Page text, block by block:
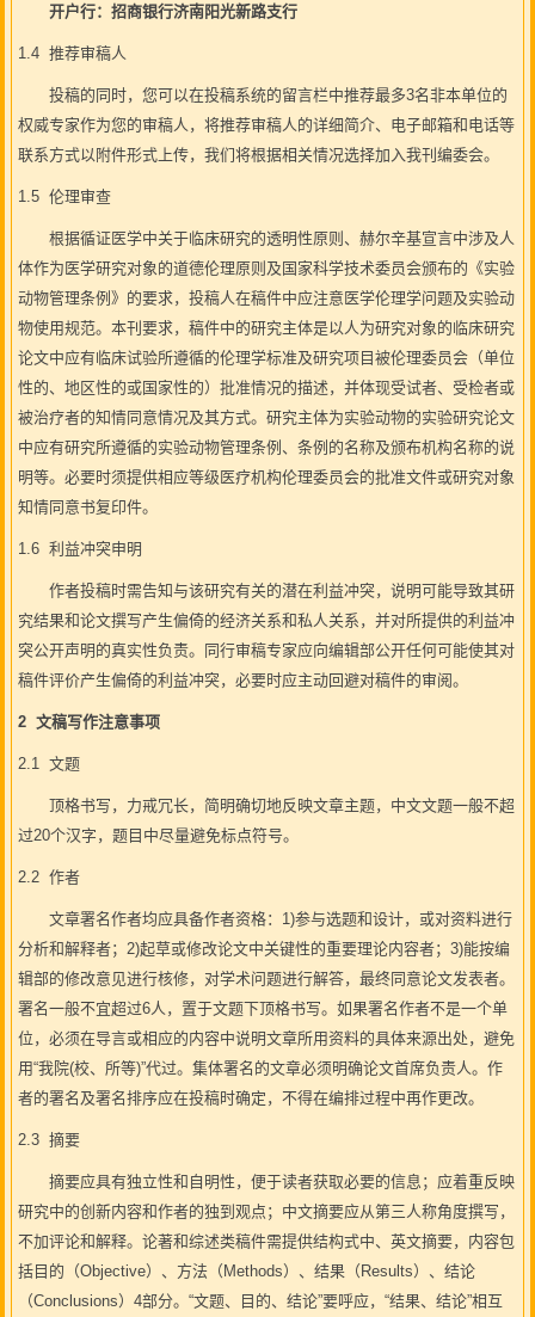
开户行： 招商银行济南阳光新路支行
1.4 推荐审稿人
投稿的同时，您可以在投稿系统的留言栏中推荐最多3名非本单位的
权威专家作为您的审稿人，将推荐审稿人的详细简介、电子邮箱和电话等
联系方式以附件形式上传，我们将根据相关情况选择加入我刊编委会。
1.5 伦理审查
根据循证医学中关于临床研究的透明性原则、赫尔辛基宣言中涉及人
体作为医学研究对象的道德伦理原则及国家科学技术委员会颁布的《实验
动物管理条例》的要求，投稿人在稿件中应注意医学伦理学问题及实验动
物使用规范。本刊要求，稿件中的研究主体是以人为研究对象的临床研究
论文中应有临床试验所遵循的伦理学标准及研究项目被伦理委员会（单位
性的、地区性的或国家性的）批准情况的描述，并体现受试者、受检者或
被治疗者的知情同意情况及其方式。研究主体为实验动物的实验研究论文
中应有研究所遵循的实验动物管理条例、条例的名称及颁布机构名称的说
明等。必要时须提供相应等级医疗机构伦理委员会的批准文件或研究对象
知情同意书复印件。
1.6 利益冲突申明
作者投稿时需告知与该研究有关的潜在利益冲突，说明可能导致其研
究结果和论文撰写产生偏倚的经济关系和私人关系，并对所提供的利益冲
突公开声明的真实性负责。同行审稿专家应向编辑部公开任何可能使其对
稿件评价产生偏倚的利益冲突，必要时应主动回避对稿件的审阅。
2 文稿写作注意事项
2.1 文题
顶格书写，力戒冗长，简明确切地反映文章主题，中文文题一般不超
过20个汉字，题目中尽量避免标点符号。
2.2 作者
文章署名作者均应具备作者资格：1)参与选题和设计，或对资料进行
分析和解释者；2)起草或修改论文中关键性的重要理论内容者；3)能按编
辑部的修改意见进行核修，对学术问题进行解答，最终同意论文发表者。
署名一般不宜超过6人，置于文题下顶格书写。如果署名作者不是一个单
位，必须在导言或相应的内容中说明文章所用资料的具体来源出处，避免
用“我院(校、所等)”代过。集体署名的文章必须明确论文首席负责人。作
者的署名及署名排序应在投稿时确定，不得在编排过程中再作更改。
2.3 摘要
摘要应具有独立性和自明性，便于读者获取必要的信息；应着重反映
研究中的创新内容和作者的独到观点；中文摘要应从第三人称角度撰写，
不加评论和解释。论著和综述类稿件需提供结构式中、英文摘要，内容包
括目的（Objective）、方法（Methods）、结果（Results）、结论
（Conclusions）4部分。“文题、目的、结论”要呼应，“结果、结论”相互